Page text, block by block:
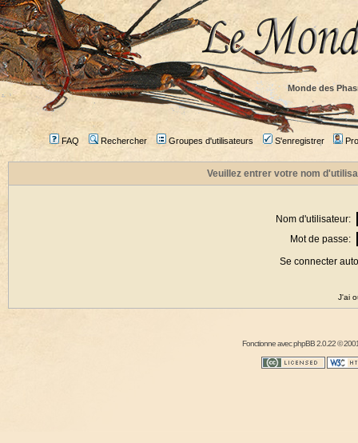
Monde des
FAQ Rechercher Groupes d'utilisateurs S'enregistrer
Veuillez entrer votre nom
Nom d'utilisateur:
Mot de passe:
Se connecter
J'ai
Fonctionne avecphpBB2.0.22 ©